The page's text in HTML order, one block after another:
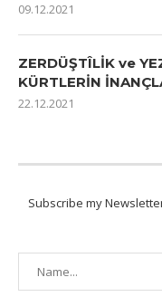
09.12.2021
ZERDÜŞTÎLİK ve
KÜRTLERİN
22.12.2021
Subscribe my